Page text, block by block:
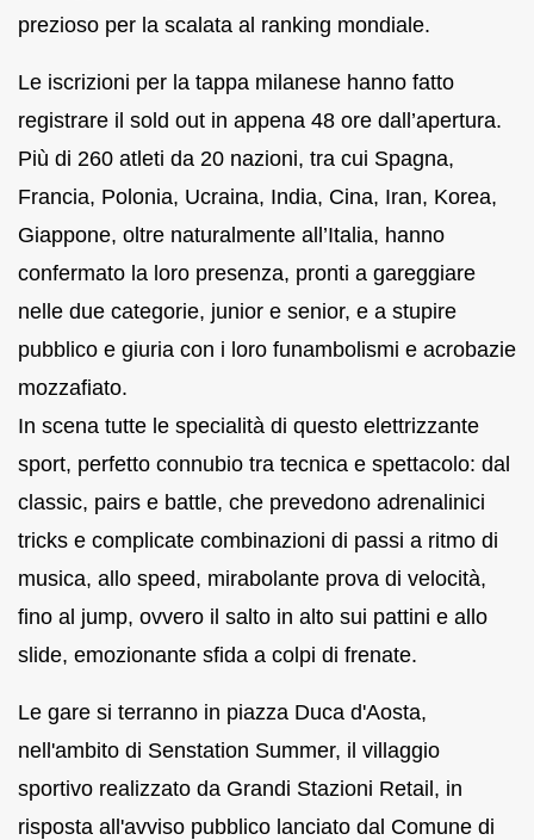
prezioso per la scalata al ranking mondiale.
Le iscrizioni per la tappa milanese hanno fatto
registrare il sold out in appena 48 ore dall’apertura.
Più di 260 atleti da 20 nazioni, tra cui Spagna,
Francia, Polonia, Ucraina, India, Cina, Iran, Korea,
Giappone, oltre naturalmente all’Italia, hanno
confermato la loro presenza, pronti a gareggiare
nelle due categorie, junior e senior, e a stupire
pubblico e giuria con i loro funambolismi e acrobazie
mozzafiato.
In scena tutte le specialità di questo elettrizzante
sport, perfetto connubio tra tecnica e spettacolo: dal
classic, pairs e battle, che prevedono adrenalinici
tricks e complicate combinazioni di passi a ritmo di
musica, allo speed, mirabolante prova di velocità,
fino al jump, ovvero il salto in alto sui pattini e allo
slide, emozionante sfida a colpi di frenate.
Le gare si terranno in piazza Duca d'Aosta,
nell'ambito di Senstation Summer, il villaggio
sportivo realizzato da Grandi Stazioni Retail, in
risposta all'avviso pubblico lanciato dal Comune di